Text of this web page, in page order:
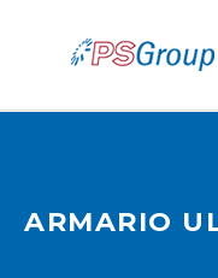
ARMARIO